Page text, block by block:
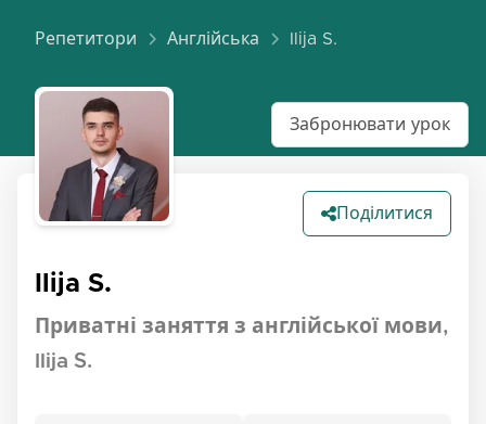
Репетитори Англійська Ilija S.
Забронювати урок
Поділитися
Ilija S.
Приватні заняття з англійської мови,
Ilija S.